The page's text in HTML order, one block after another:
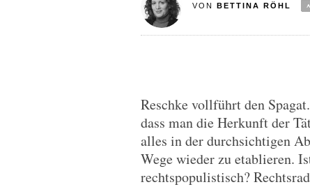
VON BETTINA RÖHL
Reschke vollführt den
dass man die Herkunft der
alles in der durchsichtigen
Wege wieder zu etablieren.
rechtspopulistisch?